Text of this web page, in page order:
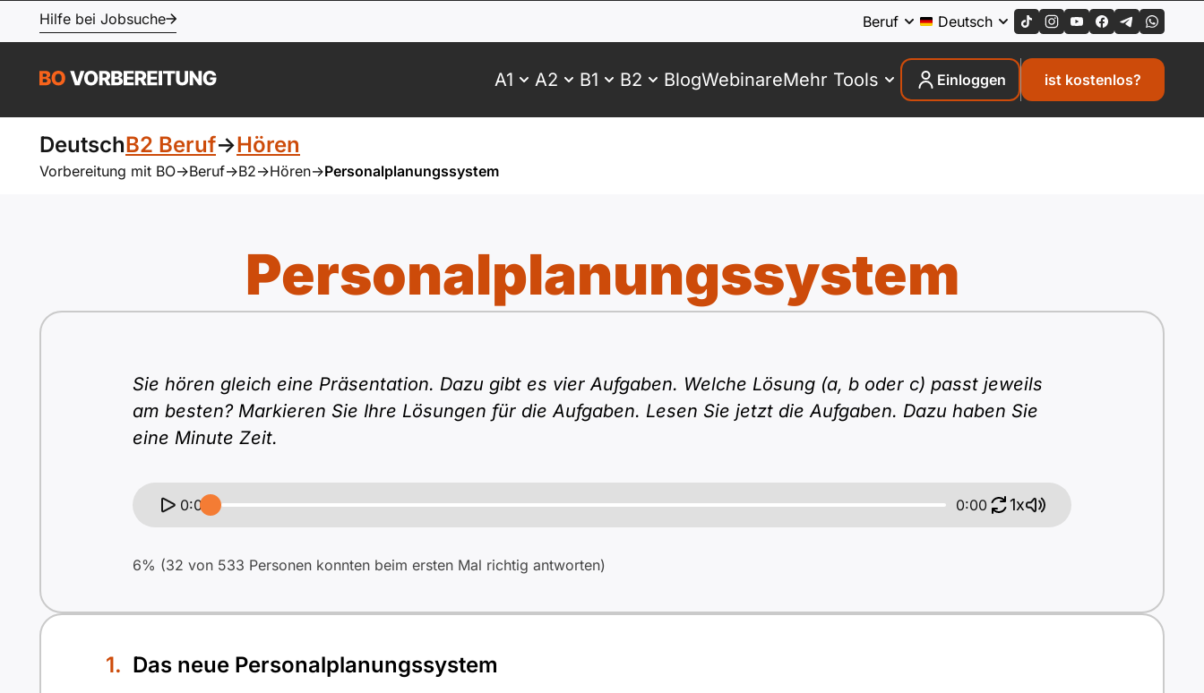
Hilfe bei Jobsuche Beruf Deutsch
A1 A2 B1 B2 BlogWebinareMehr Tools Einloggen ist kostenlos?
DeutschB2 Beruf->Hören
Vorbereitung mit BO->Beruf->B2->Hören->Personalplanungssystem
Personalplanungssystem
Sie hören gleich eine Präsentation. Dazu gibt es vier Aufgaben. Welche Lösung (a, b oder c) passt jeweils
am besten? Markieren Sie Ihre Lösungen für die Aufgaben. Lesen Sie jetzt die Aufgaben. Dazu haben Sie
eine Minute Zeit.
0:00 0:00 1x
6% (32 von 533 Personen konnten beim ersten Mal richtig antworten)
Das neue Personalplanungssystem